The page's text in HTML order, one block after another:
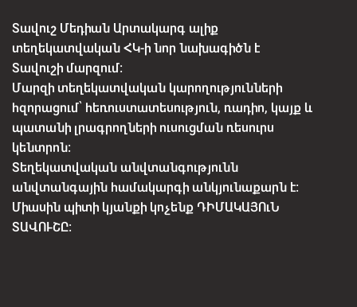
Տավուշ Մեդիան Արտակարգ ալիք
տեղեկատվական ՀԿ-ի նոր նախագիծն է
Տավուշի մարզում:
Մարզի տեղեկատվական կարողությունների
հզորացում՝ հեռուստատեսություն, ռադիո, կայք և
պատանի լրագրողների ուսուցման ռեսուրս
կենտրոն:
Տեղեկատվական անվտանգությունն
անվտանգային համակարգի անկյունաքարն է:
Միասին պիտի կյանքի կոչենք ԴԻՄԱԿԱՅՈւՆ
ՏԱՎՈՒՇԸ: